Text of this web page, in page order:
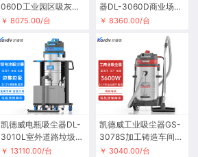
060D工业园区吸灰尘
用移动方便
￥ 8075.00/台
器DL-3060D商业场所
吸食品残渣用
￥ 8360.00/台
凯德威电瓶吸尘器DL-
3010L室外道路垃圾清
洁无线大吸力
￥ 13110.00/台
凯德威工业吸尘器GS-
3078S加工铸造车间吸
铁渣废料用
￥ 3040.00/台